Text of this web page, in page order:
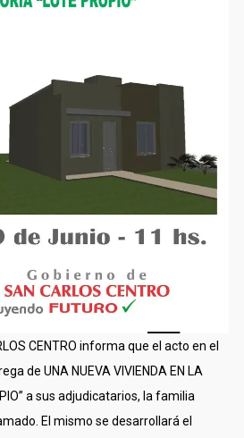
CENTRO informa que el acto en el
de UNA NUEVA VIVIENDA EN LA
a sus adjudicatarios, la familia
El mismo se desarrollará el